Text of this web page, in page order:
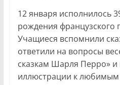
12 января исполнилось
рождения французского
Учащиеся вспомнили
ответили на вопросы
сказкам Шарля Перро» и
иллюстрации к любимым